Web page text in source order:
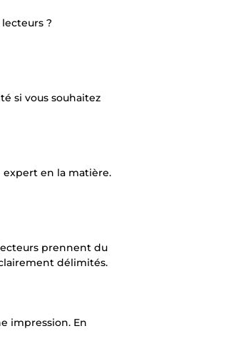
?
si vous souhaitez
en la matière.
prennent du
délimités.
impression. En